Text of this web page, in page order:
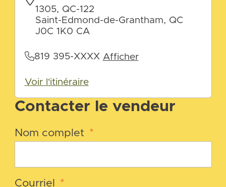
Contacter le vendeur
Nom complet *
Courriel *
1305, QC-122
Saint-Edmond-de-Grantham, QC
J0C 1K0 CA
819 395-XXXX Afficher
Voir l'itinéraire